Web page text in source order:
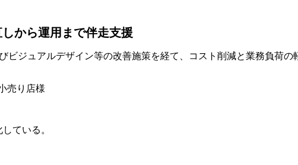
から運用まで伴走支援
ビジュアルデザイン等の改善施策を経て、コスト削減と業務負荷の
売り店様
ている。